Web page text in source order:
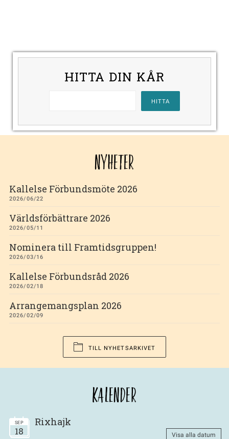
HITTA DIN KÅR
NYHETER
Kallelse Förbundsmöte 2026
2026/06/22
Världsförbättrare 2026
2026/05/11
Nominera till Framtidsgruppen!
2026/03/16
Kallelse Förbundsråd 2026
2026/02/18
Arrangemangsplan 2026
2026/02/09
TILL NYHETSARKIVET
KALENDER
SEP
18
Rixhajk
Visa alla datum